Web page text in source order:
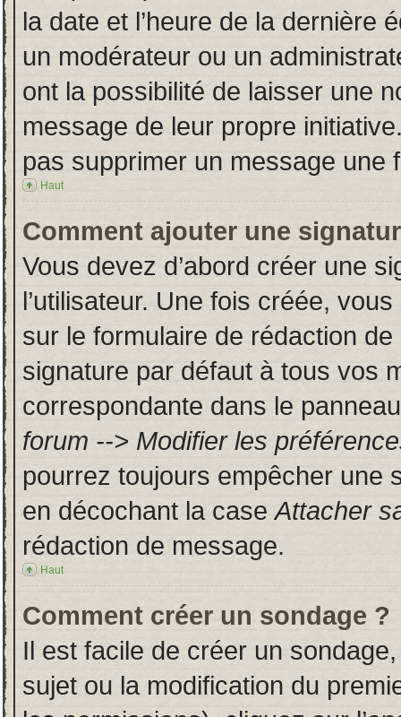
la date et l’heure de la dernière
un modérateur ou un
ont la possibilité de laisser une
message de leur propre
pas supprimer un message une
Haut
Comment ajouter une
Vous devez d’abord créer une
l’utilisateur. Une fois créée,
sur le formulaire de rédaction
signature par défaut à tous vos
correspondante dans le
forum --> Modifier les
pourrez toujours empêcher une
en décochant la caseAttacher
rédaction de message.
Haut
Comment créer un sondage ?
Il est facile de créer un
sujet ou la modification du